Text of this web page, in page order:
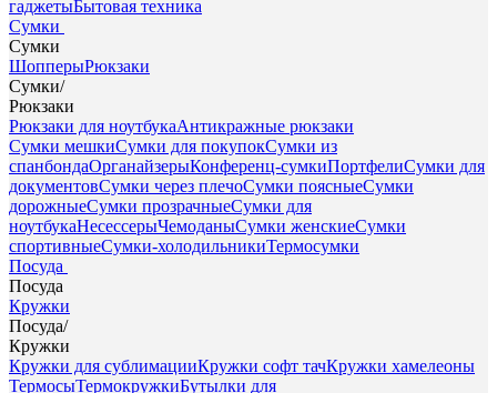
гаджетыБытовая техника
Сумки
Сумки
ШопперыРюкзаки
Сумки/
Рюкзаки
Рюкзаки для ноутбукаАнтикражные рюкзаки
Сумки мешкиСумки для покупокСумки из
спанбондаОрганайзерыКонференц-сумкиПортфелиСумки для
документовСумки через плечоСумки поясныеСумки
дорожныеСумки прозрачныеСумки для
ноутбукаНесессерыЧемоданыСумки женскиеСумки
спортивныеСумки-холодильникиТермосумки
Посуда
Посуда
Кружки
Посуда/
Кружки
Кружки для сублимацииКружки софт тачКружки хамелеоны
ТермосыТермокружкиБутылки для